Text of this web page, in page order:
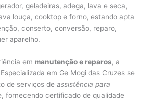
geladeiras, adega, lava e seca,
louça, cooktop e forno, estando apta
conserto, conversão, reparo,
aparelho.
em manutenção e reparos, a
em Ge Mogi das Cruzes se
de serviços deassistência para
, fornecendo certificado de qualidade